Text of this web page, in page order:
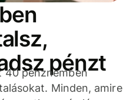
pénzt
40 pénznemben
Minden, amire